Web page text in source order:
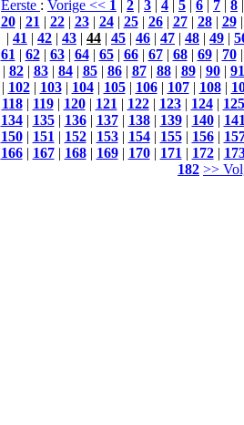
Eerste : Vorige << 1 | 2 | 3 | 4 | 5 | 6 | 7 | 8
20| 21| 22| 23| 24| 25| 26| 27| 28| 29
| 41 | 42 | 43 | 44 | 45 | 46 | 47 | 48 | 49 |
61| 62| 63| 64| 65| 66| 67| 68| 69| 70
| 82| 83| 84| 85| 86| 87| 88| 89| 90| 91
| 102| 103| 104| 105| 106| 107| 108|
118| 119| 120| 121| 122| 123| 124| 125
134| 135| 136| 137| 138| 139| 140|
150| 151| 152| 153| 154| 155| 156|
166| 167| 168| 169| 170| 171| 172|
182 >>